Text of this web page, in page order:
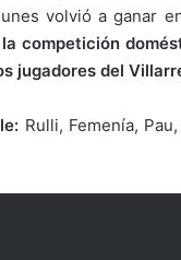
volvió a ganar
competición
jugadores del
Rulli, Femenía,